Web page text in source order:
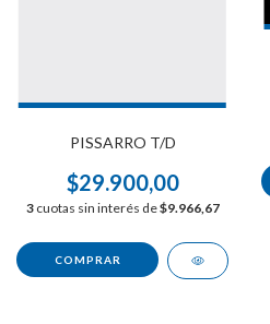
PISSARRO T/D
$29.900,00
3 cuotas sin interés de$9.966,67